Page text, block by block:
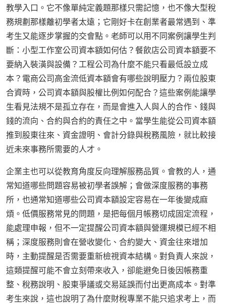
教學入口。它不像單純定義題那樣只需記憶，也不像大型稅
務規劃那樣離初學者太遠；它剛好卡在創業者最常遇到、準
考生又能逐步掌握的交會點。老師可以用不同案例讓學生判
斷：小型工作室公司資本額如何估？餐飲店公司資本額要不
要納入裝潢與設備？工程公司為什麼不能只看最低設立成
本？電商公司高金流低資本額會有哪些說明壓力？兩位股東
合資時，公司資本額與股權比例如何配合？這些案例能讓學
生看見法規不是孤立存在，而是會進入人與人的合作、錢與
錢的流向、合約與合約的責任之中。當學生能從公司資本額
推到股東往來、資金證明、會計分錄與稅務風險，就比較接
近未來事務所需要的人才。
企業主也可以從教育角度反向理解服務品質。會教的人，通
常知道哪些問題容易被初學者誤解；會做深度服務的事務
所，也通常知道哪些公司資本額設定容易在一年後變成麻
煩。低價服務常見的問題，是把每個月帳務切成固定流程，
能處理申報，但不一定提醒公司資本額與營運規模已經不相
稱；深度服務則會在營收變化、合約變大、資金往來增加
時，主動提醒是否需要重新檢視資本結構。對負責人來說，
這類提醒可能不會立刻帶來收入，卻能避免日後因帳務重
整、稅務說明、股東爭議或交易延誤而付出更高成本。對準
考生來說，這也說明了為什麼財稅專業不能只追求考上，而